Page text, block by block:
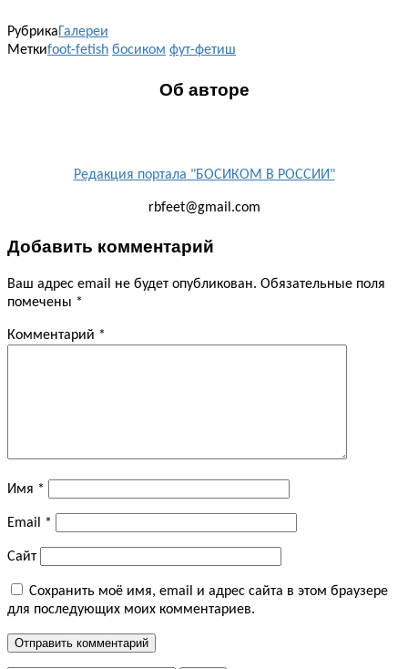
РубрикаГалереи
Меткиfoot-fetish босиком фут-фетиш
Об авторе
Редакция портала "БОСИКОМ В РОССИИ"
rbfeet@gmail.com
Добавить комментарий
Ваш адрес email не будет опубликован. Обязательные поля
помечены *
Комментарий *
Имя *
Email *
Сайт
Сохранить моё имя, email и адрес сайта в этом браузере
для последующих моих комментариев.